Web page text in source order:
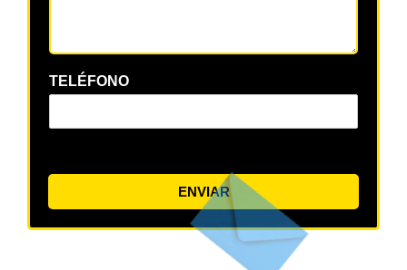
TELÉFONO
ENVIAR